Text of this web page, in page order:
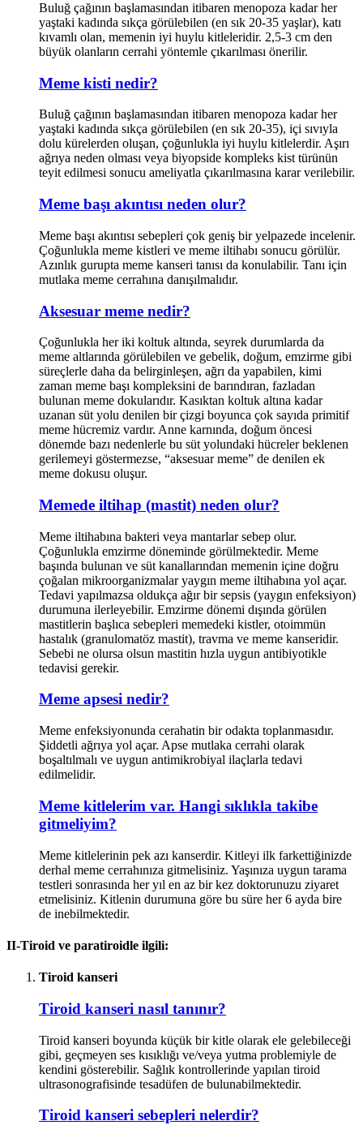
Buluğ çağının başlamasından itibaren menopoza kadar her
yaştaki kadında sıkça görülebilen (en sık 20-35 yaşlar), katı
kıvamlı olan, memenin iyi huylu kitleleridir. 2,5-3 cm den
büyük olanların cerrahi yöntemle çıkarılması önerilir.
Meme kisti nedir?
Buluğ çağının başlamasından itibaren menopoza kadar her
yaştaki kadında sıkça görülebilen (en sık 20-35), içi sıvıyla
dolu kürelerden oluşan, çoğunlukla iyi huylu kitlelerdir. Aşırı
ağrıya neden olması veya biyopside kompleks kist türünün
teyit edilmesi sonucu ameliyatla çıkarılmasına karar verilebilir.
Meme başı akıntısı neden olur?
Meme başı akıntısı sebepleri çok geniş bir yelpazede incelenir.
Çoğunlukla meme kistleri ve meme iltihabı sonucu görülür.
Azınlık gurupta meme kanseri tanısı da konulabilir. Tanı için
mutlaka meme cerrahına danışılmalıdır.
Aksesuar meme nedir?
Çoğunlukla her iki koltuk altında, seyrek durumlarda da
meme altlarında görülebilen ve gebelik, doğum, emzirme gibi
süreçlerle daha da belirginleşen, ağrı da yapabilen, kimi
zaman meme başı kompleksini de barındıran, fazladan
bulunan meme dokularıdır. Kasıktan koltuk altına kadar
uzanan süt yolu denilen bir çizgi boyunca çok sayıda primitif
meme hücremiz vardır. Anne karnında, doğum öncesi
dönemde bazı nedenlerle bu süt yolundaki hücreler beklenen
gerilemeyi göstermezse, “aksesuar meme” de denilen ek
meme dokusu oluşur.
Memede iltihap (mastit) neden olur?
Meme iltihabına bakteri veya mantarlar sebep olur.
Çoğunlukla emzirme döneminde görülmektedir. Meme
başında bulunan ve süt kanallarından memenin içine doğru
çoğalan mikroorganizmalar yaygın meme iltihabına yol açar.
Tedavi yapılmazsa oldukça ağır bir sepsis (yaygın enfeksiyon)
durumuna ilerleyebilir. Emzirme dönemi dışında görülen
mastitlerin başlıca sebepleri memedeki kistler, otoimmün
hastalık (granulomatöz mastit), travma ve meme kanseridir.
Sebebi ne olursa olsun mastitin hızla uygun antibiyotikle
tedavisi gerekir.
Meme apsesi nedir?
Meme enfeksiyonunda cerahatin bir odakta toplanmasıdır.
Şiddetli ağrıya yol açar. Apse mutlaka cerrahi olarak
boşaltılmalı ve uygun antimikrobiyal ilaçlarla tedavi
edilmelidir.
Meme kitlelerim var. Hangi sıklıkla takibe
gitmeliyim?
Meme kitlelerinin pek azı kanserdir. Kitleyi ilk farkettiğinizde
derhal meme cerrahınıza gitmelisiniz. Yaşınıza uygun tarama
testleri sonrasında her yıl en az bir kez doktorunuzu ziyaret
etmelisiniz. Kitlenin durumuna göre bu süre her 6 ayda bire
de inebilmektedir.
II-Tiroid ve paratiroidle ilgili:
Tiroid kanseri
Tiroid kanseri nasıl tanınır?
Tiroid kanseri boyunda küçük bir kitle olarak ele gelebileceği
gibi, geçmeyen ses kısıklığı ve/veya yutma problemiyle de
kendini gösterebilir. Sağlık kontrollerinde yapılan tiroid
ultrasonografisinde tesadüfen de bulunabilmektedir.
Tiroid kanseri sebepleri nelerdir?